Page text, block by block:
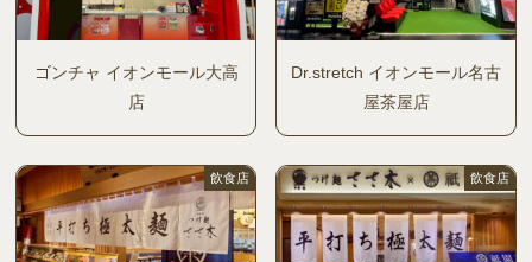
ゴンチャ イオンモール大高
店
Dr.stretch イオンモール名古
屋茶屋店
飲食店 飲食店